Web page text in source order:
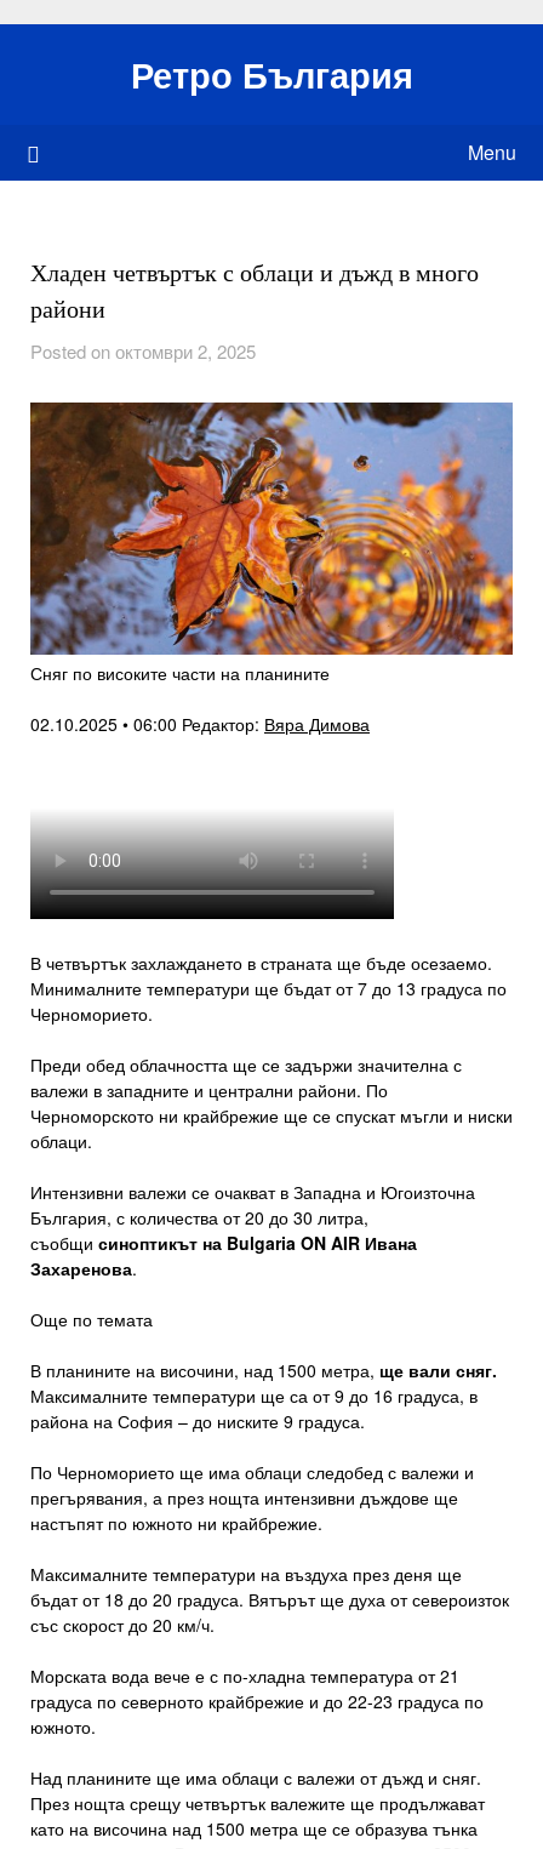
Ретро България
Menu
Хладен четвъртък с облаци и дъжд в много
райони
Posted on октомври 2, 2025
Сняг по високите части на планините
02.10.2025 • 06:00 Редактор: Вяра Димова
В четвъртък захлаждането в страната ще бъде осезаемо.
Минималните температури ще бъдат от 7 до 13 градуса по
Черноморието.
Преди обед облачността ще се задържи значителна с
валежи в западните и централни райони. По
Черноморското ни крайбрежие ще се спускат мъгли и ниски
облаци.
Интензивни валежи се очакват в Западна и Югоизточна
България, с количества от 20 до 30 литра,
съобщи синоптикът на Bulgaria ON AIR Ивана
Захаренова.
Още по темата
В планините на височини, над 1500 метра, ще вали сняг.
Максималните температури ще са от 9 до 16 градуса, в
района на София – до ниските 9 градуса.
По Черноморието ще има облаци следобед с валежи и
прегърявания, а през нощта интензивни дъждове ще
настъпят по южното ни крайбрежие.
Максималните температури на въздуха през деня ще
бъдат от 18 до 20 градуса. Вятърът ще духа от североизток
със скорост до 20 км/ч.
Морската вода вече е с по-хладна температура от 21
градуса по северното крайбрежие и до 22-23 градуса по
южното.
Над планините ще има облаци с валежи от дъжд и сняг.
През нощта срещу четвъртък валежите ще продължават
като на височина над 1500 метра ще се образува тънка